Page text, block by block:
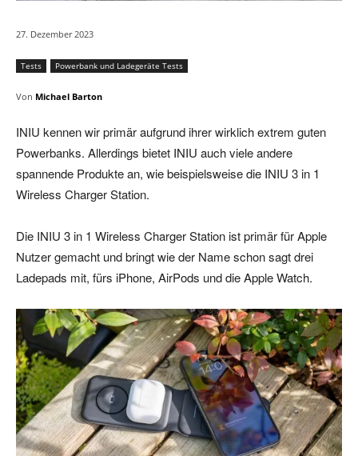
27. Dezember 2023
Tests Powerbank und Ladegeräte Tests
Von Michael Barton
INIU kennen wir primär aufgrund ihrer wirklich extrem guten
Powerbanks. Allerdings bietet INIU auch viele andere
spannende Produkte an, wie beispielsweise die INIU 3 in 1
Wireless Charger Station.
Die INIU 3 in 1 Wireless Charger Station ist primär für Apple
Nutzer gemacht und bringt wie der Name schon sagt drei
Ladepads mit, fürs iPhone, AirPods und die Apple Watch.